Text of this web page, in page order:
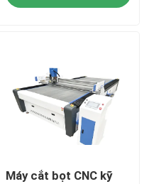
Máy cắt bọt CNC kỹ